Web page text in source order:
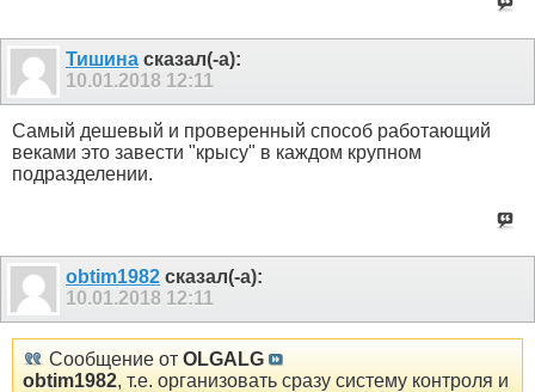
Тишина сказал(-а):
10.01.2018 12:11
Самый дешевый и проверенный способ работающий
веками это завести "крысу" в каждом крупном
подразделении.
obtim1982 сказал(-а):
10.01.2018 12:11
Сообщение от OLGALG
obtim1982, т.е. организовать сразу систему контроля и